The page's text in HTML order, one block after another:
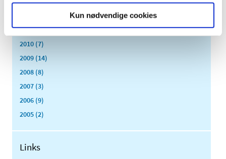
Kun nødvendige cookies
2011 (13)
2010 (7)
2009 (14)
2008 (8)
2007 (3)
2006 (9)
2005 (2)
Links